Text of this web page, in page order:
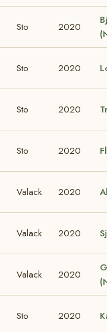
Sto 2020
Sto 2020
Sto 2020
Sto 2020
Valack 2020
Valack 2020
Valack 2020
Sto 2020